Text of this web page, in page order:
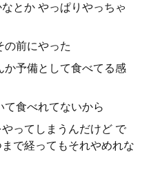
とか やっぱりやっちゃ
の前にやった
か予備として食べてる感
食べれてないから
ってしまうんだけど で
で経ってもそれやめれな